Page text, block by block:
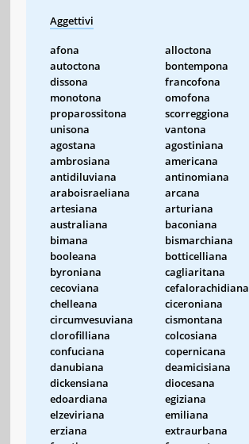
Aggettivi
afona alloctona
autoctona
bontempona
dissona
francofona
monotona
omofona
proparossitona
scorreggiona
unisona
vantona
agostana
agostiniana
ambrosiana
americana
antidiluviana
antinomiana
araboisraeliana
arcana
artesiana
arturiana
australiana
baconiana
bimana
bismarchiana
booleana
botticelliana
byroniana
cagliaritana
cecoviana
cefalorachidiana
chelleana
ciceroniana
circumvesuviana
cismontana
clorofilliana
colcosiana
confuciana
copernicana
danubiana
deamicisiana
dickensiana
diocesana
edoardiana
egiziana
elzeviriana
emiliana
erziana
extraurbana